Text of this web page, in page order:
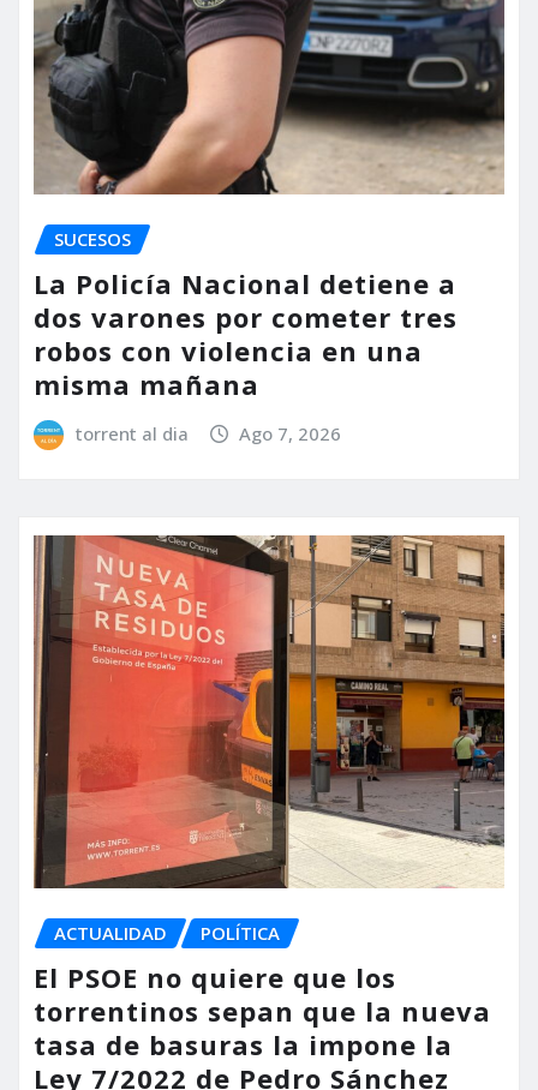
SUCESOS
La Policía Nacional detiene a
dos varones por cometer tres
robos con violencia en una
misma mañana
torrent al dia Ago 7, 2026
ACTUALIDAD POLÍTICA
El PSOE no quiere que los
torrentinos sepan que la nueva
tasa de basuras la impone la
Ley 7/2022 de Pedro Sánchez